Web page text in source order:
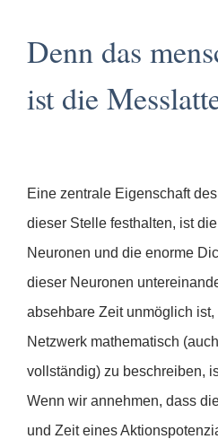
Denn das
ist die
Eine zentrale Eigenschaft
dieser Stelle festhalten, ist
Neuronen und die enorme
dieser Neuronen
absehbare Zeit unmöglich
Netzwerk mathematisch
vollständig) zu beschreiben,
Wenn wir annehmen, dass
und Zeit eines